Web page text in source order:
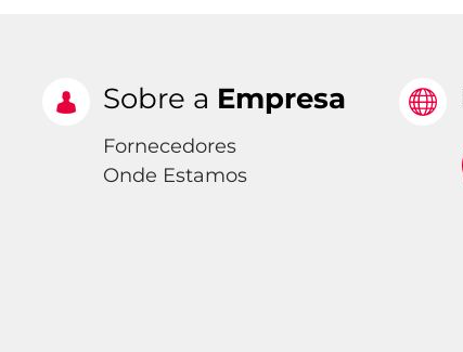
Sobre a Empresa
Fornecedores
Onde Estamos